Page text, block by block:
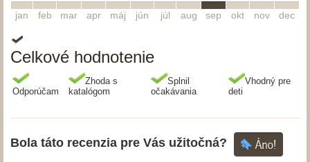
jan feb mar apr máj jún júl aug sep okt nov dec
Celkové hodnotenie
Odporúčam
Zhoda s
katalógom
Splnil
očakávania
Vhodný pre
deti
Bola táto recenzia pre Vás užitočná?